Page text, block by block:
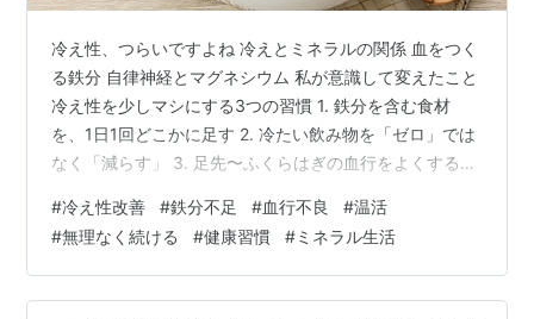
冷え性、つらいですよね 冷えとミネラルの関係 血をつく
る鉄分 自律神経とマグネシウム 私が意識して変えたこと
冷え性を少しマシにする3つの習慣 1. 鉄分を含む食材
を、1日1回どこかに足す 2. 冷たい飲み物を「ゼロ」では
なく「減らす」 3. 足先〜ふくらはぎの血行をよくする習
組み」で少しマシにする ご相談について この記事を読ん
だあなたへのおすすめ 冷え性、つらいですよね 手足が冷
たい、布団に入ってもなかなか温まらない。冬だけじゃ
なく、夏でもクーラーで体が冷える。 「体質だから仕方
#冷え性改善 #鉄分不足 #血行不良 #温活
#無理なく続ける #健康習慣 #ミネラル生活